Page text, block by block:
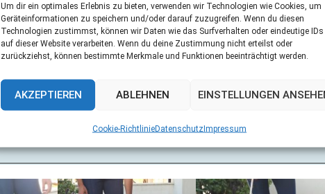
Um dir ein optimales Erlebnis zu bieten, verwenden wir Technologien wie Cookies, um
Geräteinformationen zu speichern und/oder darauf zuzugreifen. Wenn du diesen
Technologien zustimmst, können wir Daten wie das Surfverhalten oder eindeutige IDs
auf dieser Website verarbeiten. Wenn du deine Zustimmung nicht erteilst oder
zurückziehst, können bestimmte Merkmale und Funktionen beeinträchtigt werden.
AKZEPTIEREN ABLEHNEN EINSTELLUNGEN
Cookie-RichtlinieDatenschutzImpressum
Griechenland
Email: Renate.dueser@t-online.de
(Vicky)